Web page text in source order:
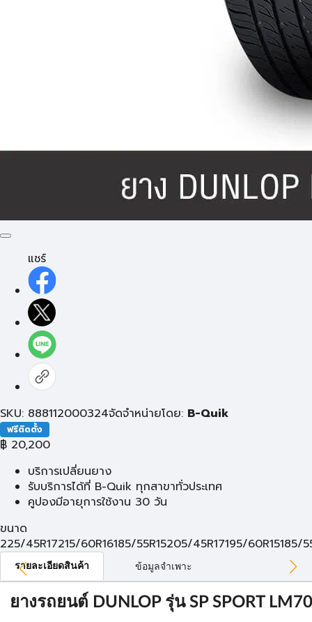
แชร์
SKU: 888112000324จัดจำหน่ายโดย: B-Quik
ฟรีติดตั้ง
฿ 20,200
บริการเปลี่ยนยาง
รับบริการได้ที่ B-Quik ทุกสาขาทั่วประเทศ
คูปองมีอายุการใช้งาน 30 วัน
ขนาด
225/45R17215/60R16185/55R15205/45R17195/60R15185/
รายละเอียดสินค้า ข้อมูลจำเพาะ
ยางรถยนต์ DUNLOP รุ่น SP SPORT